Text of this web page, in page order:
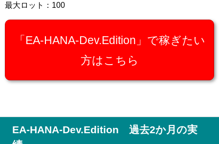
最大ロット：100
「EA-HANA-Dev.Edition」で稼ぎたい
方はこちら
EA-HANA-Dev.Edition 過去2か月の実